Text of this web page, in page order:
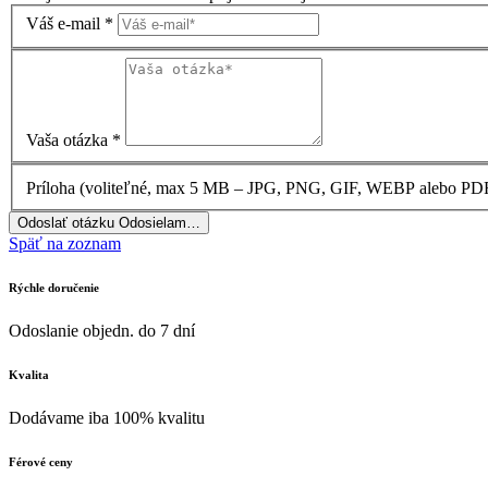
Váš e-mail *
Vaša otázka *
Príloha (voliteľné, max 5 MB – JPG, PNG, GIF, WEBP alebo
Odoslať otázku Odosielam…
Späť na zoznam
Rýchle doručenie
Odoslanie objedn. do 7 dní
Kvalita
Dodávame iba 100% kvalitu
Férové ceny